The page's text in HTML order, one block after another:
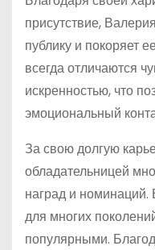
присутствие,
публику и покоряет
всегда отличаются
искренностью, что
эмоциональный
За свою долгую
обладательницей
наград и
для многих
популярными.